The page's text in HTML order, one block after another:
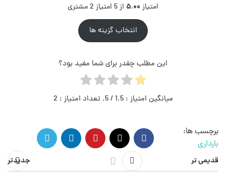
امتیاز 5.00 از 5 امتیاز 2مشتری
انتخاب گزینه ها
این مطلب چقدر برای شما مفید بود؟
میانگین امتیاز :1.5/ 5. تعداد امتیاز : 2
برچسب ها:
بارداری
جدیدتر قدیمی تر